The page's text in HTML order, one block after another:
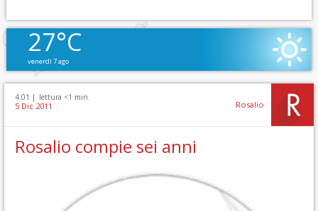
27°C
venerdì 7 ago
4:01 | lettura <1 min.
5 Dic 2011 Rosalio
Rosalio compie sei anni